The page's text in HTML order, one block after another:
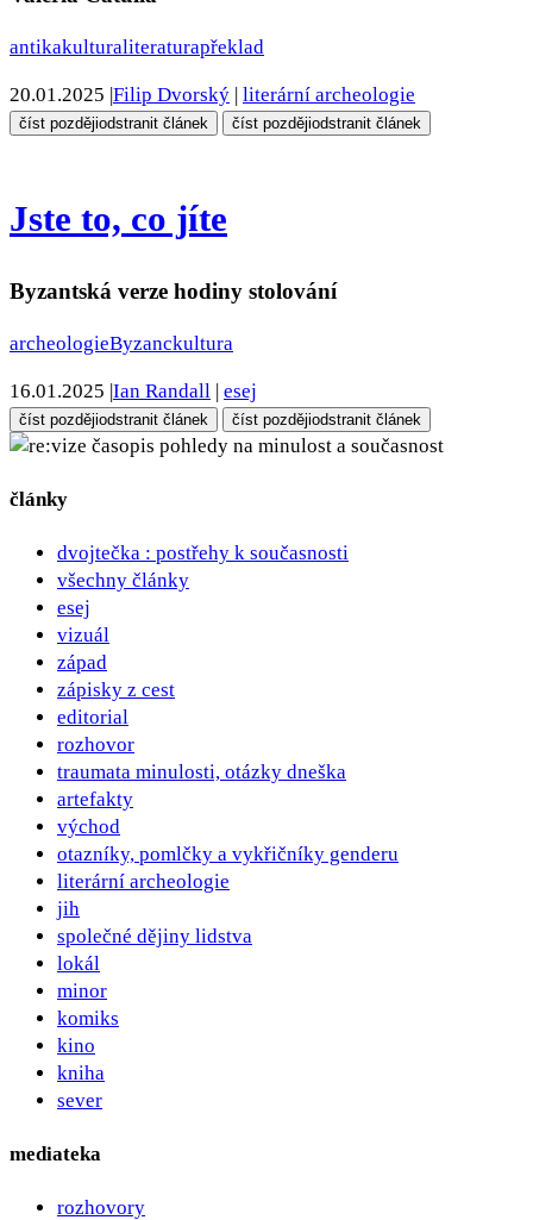
antikakulturaliteraturapřeklad
20.01.2025 |Filip Dvorský | literární archeologie
číst pozdějiodstranit článek číst pozdějiodstranit článek
Jste to, co jíte
Byzantská verze hodiny stolování
archeologieByzanckultura
16.01.2025 |Ian Randall | esej
číst pozdějiodstranit článek číst pozdějiodstranit článek
pohledy na minulost a současnost
články
dvojtečka : postřehy k současnosti
všechny články
esej
vizuál
západ
zápisky z cest
editorial
rozhovor
traumata minulosti, otázky dneška
artefakty
východ
otazníky, pomlčky a vykřičníky genderu
literární archeologie
jih
společné dějiny lidstva
lokál
minor
komiks
kino
kniha
sever
mediateka
rozhovory